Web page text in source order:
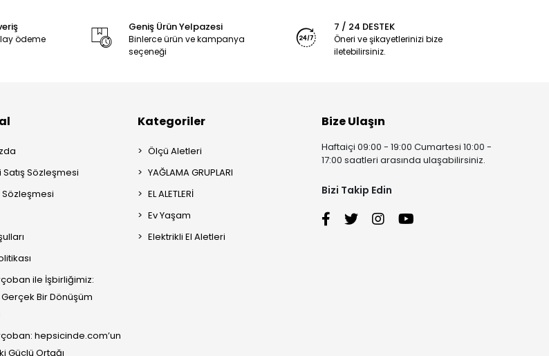
ödeme
Geniş Ürün Yelpazesi
Binlerce ürün ve kampanya
seçeneği
7 / 24 DESTEK
Öneri ve şikayetlerinizi bize
iletebilirsiniz.
Sözleşmesi
Sözleşmesi
ile İşbirliğimiz:
Bir Dönüşüm
hepsicinde.com’un
Güçlü Ortağı
Kategoriler
Ölçü Aletleri
YAĞLAMA GRUPLARI
EL ALETLERİ
Ev Yaşam
Elektrikli El Aletleri
Bize Ulaşın
Haftaiçi 09:00 - 19:00 Cumartesi 10:00 -
17:00 saatleri arasında ulaşabilirsiniz.
Bizi Takip Edin